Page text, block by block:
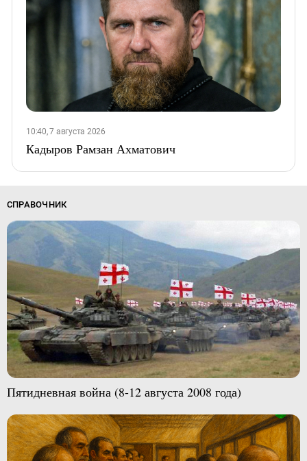
10:40, 7 августа 2026
Кадыров Рамзан Ахматович
СПРАВОЧНИК
Пятидневная война (8-12 августа 2008 года)